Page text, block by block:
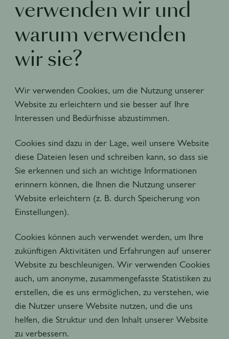
verwenden wir und
warum verwenden
wir sie?
Wir verwenden Cookies, um die Nutzung unserer
Website zu erleichtern und sie besser auf Ihre
Interessen und Bedürfnisse abzustimmen.
Cookies sind dazu in der Lage, weil unsere Website
diese Dateien lesen und schreiben kann, so dass sie
Sie erkennen und sich an wichtige Informationen
erinnern können, die Ihnen die Nutzung unserer
Website erleichtern (z. B. durch Speicherung von
Einstellungen).
Cookies können auch verwendet werden, um Ihre
zukünftigen Aktivitäten und Erfahrungen auf unserer
Website zu beschleunigen. Wir verwenden Cookies
auch, um anonyme, zusammengefasste Statistiken zu
erstellen, die es uns ermöglichen, zu verstehen, wie
die Nutzer unsere Website nutzen, und die uns
helfen, die Struktur und den Inhalt unserer Website
zu verbessern.